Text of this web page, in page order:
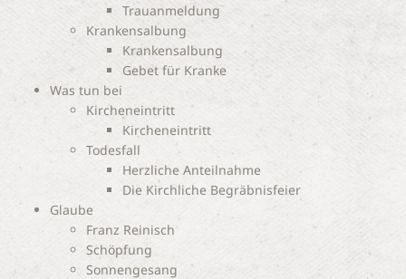
Trauanmeldung
Krankensalbung
Krankensalbung
Gebet für Kranke
Was tun bei
Kircheneintritt
Kircheneintritt
Todesfall
Herzliche Anteilnahme
Die Kirchliche Begräbnisfeier
Glaube
Franz Reinisch
Schöpfung
Sonnengesang